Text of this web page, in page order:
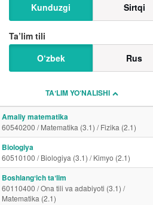
Kunduzgi
Sirtqi
Ta’lim tili
O‘zbek
Rus
TAʼLIM YO‘NALISHI
Amaliy matematika
60540200 / Matematika (3.1) / Fizika (2.1)
Biologiya
60510100 / Biologiya (3.1) / Kimyo (2.1)
Boshlangʻich taʼlim
60110400 / Ona tili va adabiyoti (3.1) /
Matematika (2.1)